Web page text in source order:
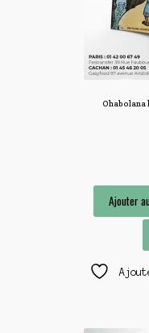
Ohabolana
Ajouter